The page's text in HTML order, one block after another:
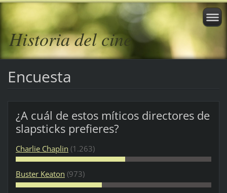
Historia del cine
Encuesta
¿A cuál de estos míticos directores de
slapsticks prefieres?
Charlie Chaplin (1.263)
Buster Keaton (973)